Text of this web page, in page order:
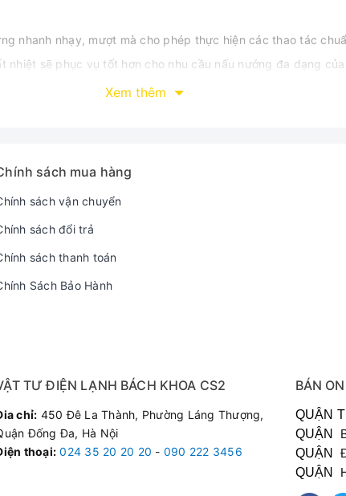
nhanh nhạy, mượt mà cho phép thực hiện các thao tác
sẽ phục vụ tốt hơn cho nhu cầu nấu nướng đa dạng của
hãng Đức được quấn lại từ các sợi dây đồng to và dày giúp
cho người dùng.
gỉ giúp bếp trống chịu lực tốt hơn và không bị móp méo
CZ-702IP
năng gia nhiệt nhanh chóng tại mức công suất nhiệt cực
bếp cho các chị em bận rộn.
Xem thêm
sách mua hàng
sách vận chuyển
sách đổi trả
sách thanh toán
Sách Bảo Hành
TƯ ĐIỆN LẠNH BÁCH KHOA CS2
chỉ: 450 Đê La Thành, Phường Láng Thượng,
Đống Đa, Hà Nội
thoại: 024 35 20 20 20 - 090 222 3456
BÁN
QUẬN
QUẬN
QUẬN
QUẬN